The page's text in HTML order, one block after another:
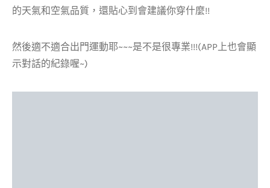
的天氣和空氣品質，還貼心到會建議你穿什麼!!
然後適不適合出門運動耶~~~是不是很專業!!!(APP上也會顯
示對話的紀錄喔~)